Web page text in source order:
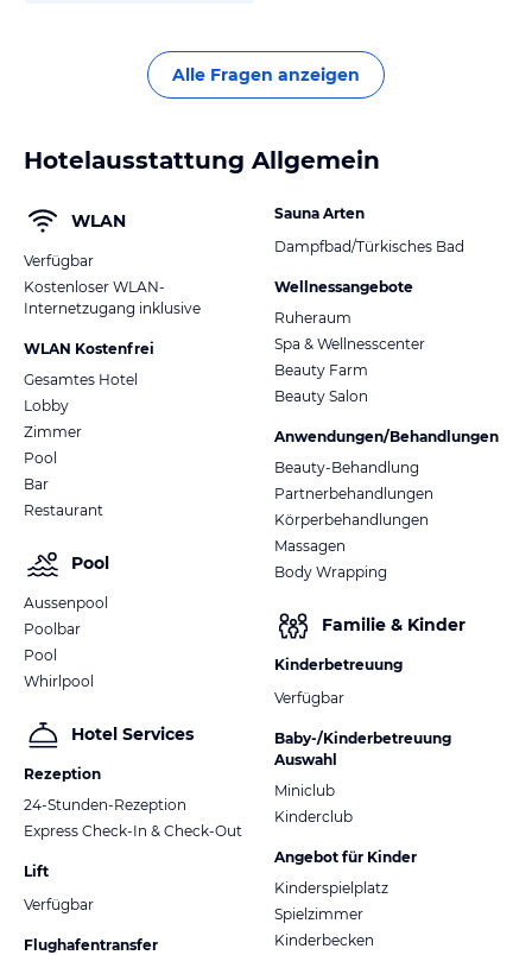
Alle Fragen anzeigen
Hotelausstattung Allgemein
WLAN
Verfügbar
Kostenloser WLAN-
Internetzugang inklusive
WLAN Kostenfrei
Gesamtes Hotel
Lobby
Zimmer
Pool
Bar
Restaurant
Pool
Aussenpool
Poolbar
Pool
Whirlpool
Hotel Services
Rezeption
24-Stunden-Rezeption
Express Check-In & Check-Out
Lift
Verfügbar
Flughafentransfer
Sauna Arten
Dampfbad/Türkisches Bad
Wellnessangebote
Ruheraum
Spa & Wellnesscenter
Beauty Farm
Beauty Salon
Anwendungen/Behandlungen
Beauty-Behandlung
Partnerbehandlungen
Körperbehandlungen
Massagen
Body Wrapping
Familie & Kinder
Kinderbetreuung
Verfügbar
Baby-/Kinderbetreuung
Auswahl
Miniclub
Kinderclub
Angebot für Kinder
Kinderspielplatz
Spielzimmer
Kinderbecken